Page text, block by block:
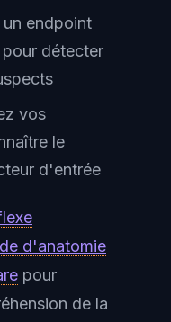
endpoint
détecter
vos
le
d'entrée
d'anatomie
pour
de la